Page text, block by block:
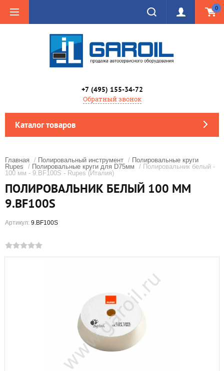
0
+7 (495) 155-34-72
Обратный звонок
Каталог товаров
Главная / Полировальный инструмент / Полировальные круги
Rupes
/ Полировальные круги для D75мм
/ Полировальник белый -
100 мм - 9.BF100S - Rupes (Италия)
ПОЛИРОВАЛЬНИК БЕЛЫЙ 100 ММ
9.BF100S
Артикул: 9.BF100S